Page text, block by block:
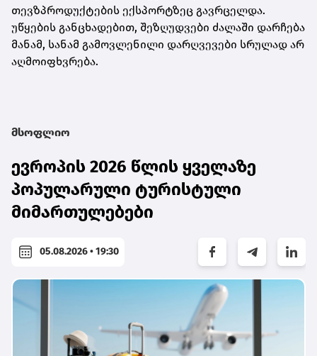
თევზპროდუქტების ექსპორტზეც გავრცელდა.
უწყების განცხადებით, შეზღუდვები ძალაში დარჩება
მანამ, სანამ გამოვლენილი დარღვევები სრულად არ
აღმოიფხვრება.
მსოფლიო
ევროპის 2026 წლის ყველაზე
პოპულარული ტურისტული
მიმართულებები
05.08.2026 • 19:30